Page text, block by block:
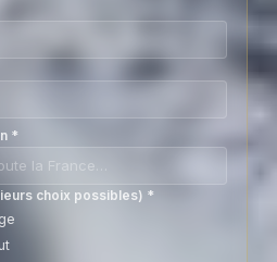
*
choix possibles) *